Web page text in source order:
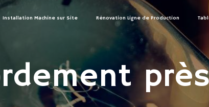
Installation Machine sur Site Rénovation Ligne de Production